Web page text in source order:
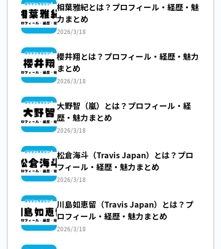
相葉雅紀とは？プロフィール・経歴・魅
力まとめ
2026/3/18
櫻井翔とは？プロフィール・経歴・魅力
まとめ
2026/3/18
大野智（嵐）とは？プロフィール・経
歴・魅力まとめ
2026/3/18
松倉海斗（Travis Japan）とは？プロ
フィール・経歴・魅力まとめ
2026/3/18
川島如恵留（Travis Japan）とは？プ
ロフィール・経歴・魅力まとめ
2026/3/18